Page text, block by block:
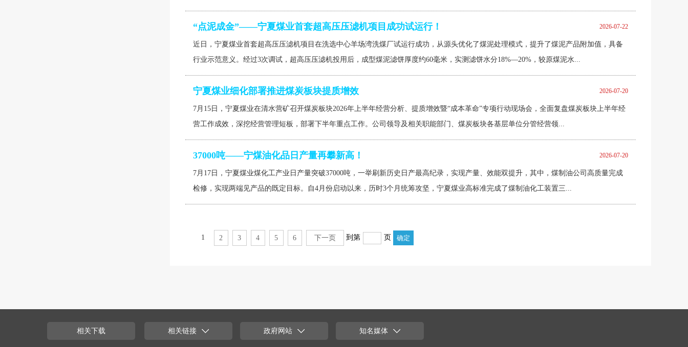
“点泥成金”——宁夏煤业首套超高压压滤机项目成功试运行！ 2026-07-22
近日，宁夏煤业首套超高压压滤机项目在洗选中心羊场湾洗煤厂试运行成功，从源头优化了煤泥处理模式，提升了煤泥产品附加值，具备
行业示范意义。经过3次调试，超高压压滤机投用后，成型煤泥滤饼厚度约60毫米，实测滤饼水分18%—20%，较原煤泥水...
宁夏煤业细化部署推进煤炭板块提质增效 2026-07-20
7月15日，宁夏煤业在清水营矿召开煤炭板块2026年上半年经营分析、提质增效暨“成本革命”专项行动现场会，全面复盘煤炭板块上半年经
营工作成效，深挖经营管理短板，部署下半年重点工作。公司领导及相关职能部门、煤炭板块各基层单位分管经营领...
37000吨——宁煤油化品日产量再攀新高！ 2026-07-20
7月17日，宁夏煤业煤化工产业日产量突破37000吨，一举刷新历史日产最高纪录，实现产量、效能双提升，其中，煤制油公司高质量完成
检修，实现两端见产品的既定目标。自4月份启动以来，历时3个月统筹攻坚，宁夏煤业高标准完成了煤制油化工装置三...
1 2 3 4 5 6 下一页 到第 页
相关下载 相关链接 政府网站 知名媒体